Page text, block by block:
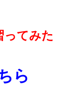
ってみた
ら